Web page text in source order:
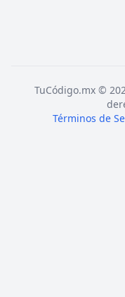
TuCódigo.mx ©
Términos de